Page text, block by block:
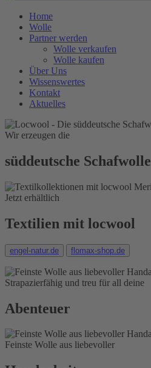
Home
Wolle
Partner werden
Wolle verkaufen
Wolle kaufen
Über Uns
Wissenswertes
Kontakt
Aktuelles
Wir erzeugen die
süd­deutsche Schaf­wolle
Jetzt erhältlich
Textilien mit locwool
engel-natur.de flomax-shop.de
Strapazierfähig und treu für all deine
Abenteuer
Feinste Wolle aus liebevoller